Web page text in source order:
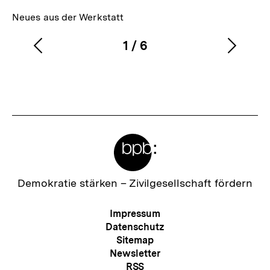
Neues aus der Werkstatt
Karussellinhalt
1
von
/ 6
Vorherigen
Zur
Demokratie stärken – Zivilgesellschaft fördern
Meta-
Navigation
Impressum
Datenschutz
Sitemap
Newsletter
RSS